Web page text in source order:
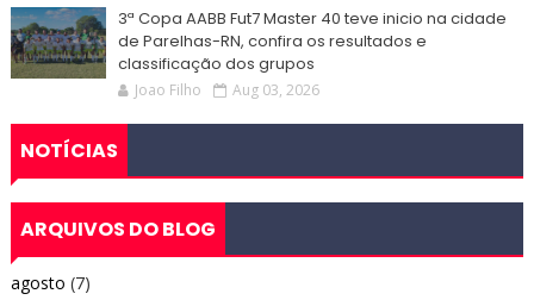
3ª Copa AABB Fut7 Master 40 teve inicio na cidade
de Parelhas-RN, confira os resultados e
classificação dos grupos
Joao Filho Aug 03, 2026
NOTÍCIAS
ARQUIVOS DO BLOG
agosto (7)